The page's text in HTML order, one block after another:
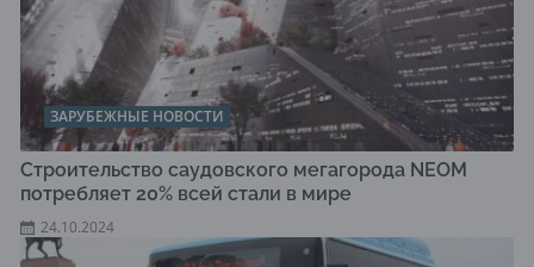
ЗАРУБЕЖНЫЕ НОВОСТИ
Строительство саудовского мегагорода NEOM
потребляет 20% всей стали в мире
24.10.2024